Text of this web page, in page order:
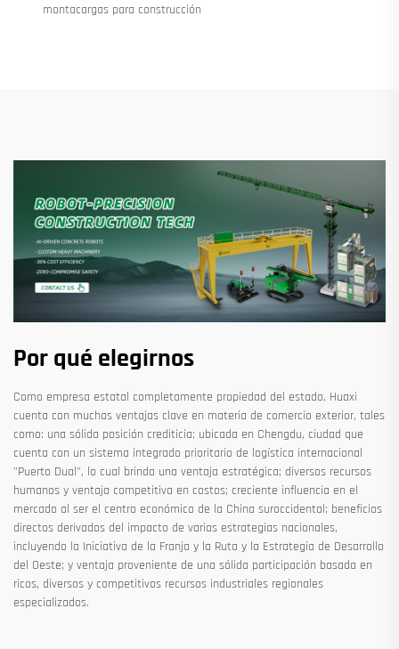
montacargas para construcción
Por qué elegirnos
Como empresa estatal completamente propiedad del estado, Huaxi
cuenta con muchas ventajas clave en materia de comercio exterior, tales
como: una sólida posición crediticia; ubicada en Chengdu, ciudad que
cuenta con un sistema integrado prioritario de logística internacional
"Puerto Dual", lo cual brinda una ventaja estratégica; diversos recursos
humanos y ventaja competitiva en costos; creciente influencia en el
mercado al ser el centro económico de la China suroccidental; beneficios
directos derivados del impacto de varias estrategias nacionales,
incluyendo la Iniciativa de la Franja y la Ruta y la Estrategia de Desarrollo
del Oeste; y ventaja proveniente de una sólida participación basada en
ricos, diversos y competitivos recursos industriales regionales
especializados.